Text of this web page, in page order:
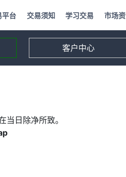
平台 交易须知 学习交易 市场
客户中心
日除净所致。